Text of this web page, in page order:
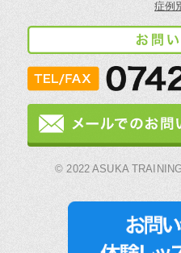
症例
© 2022 ASUKA